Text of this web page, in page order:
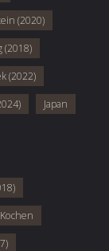
(2020)
(2018)
(2022)
Japan
Kochen